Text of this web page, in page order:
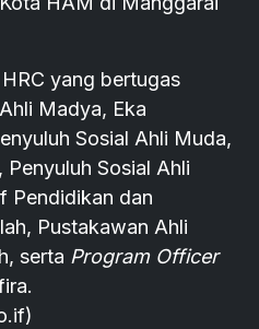
yang bertugas
Madya, Eka
Sosial Ahli Muda,
Sosial Ahli
Pendidikan dan
Pustakawan Ahli
serta Program Officer